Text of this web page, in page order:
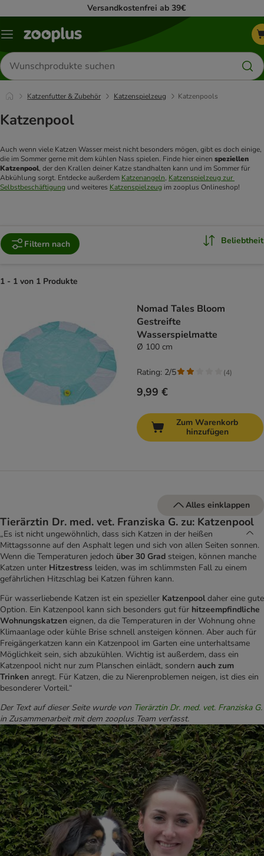
Versandkostenfrei ab 39€
Menü
Produkte
suchen
Katzenfutter & Zubehör Katzenspielzeug Katzenpools
Katzenpool
Auch wenn viele Katzen Wasser meist nicht besonders mögen, gibt es doch einige,
die im Sommer gerne mit dem kühlen Nass spielen. Finde hier einen speziellen
Katzenpool, der den Krallen deiner Katze standhalten kann und im Sommer für
Abkühlung sorgt. Entdecke außerdem Katzenangeln, Katzenspielzeug zur
Selbstbeschäftigung und weiteres Katzenspielzeug
Filtern nach Beliebtheit
1 - 1 von 1 Produkte
Nomad Tales Bloom
Gestreifte
Wasserspielmatte
Ø 100 cm
9,99 €
Rating: 2/5 (4)
Zum Warenkorb
hinzufügen
Alles einklappen
Tierärztin Dr. med. vet. Franziska G. zu: Katzenpool
„Es ist nicht ungewöhnlich, dass sich Katzen in der heißen
Mittagssonne auf den Asphalt legen und sich von allen Seiten sonnen.
Wenn die Temperaturen jedoch über 30 Grad steigen, können manche
Katzen unter Hitzestress leiden, was im schlimmsten Fall zu einem
gefährlichen Hitzschlag bei Katzen führen kann.
Für wasserliebende Katzen ist ein spezieller Katzenpooldaher eine gute
Option. Ein Katzenpool kann sich besonders gut für hitzeempfindliche
Wohnungskatzen eignen, da die Temperaturen in der Wohnung ohne
Klimaanlage oder kühle Brise schnell ansteigen können. Aber auch für
Freigängerkatzen kann ein Katzenpool im Garten eine unterhaltsame
Möglichkeit sein, sich abzukühlen. Wichtig ist außerdem, dass ein
Katzenpool nicht nur zum Planschen einlädt, sondern auch zum
Trinken anregt. Für Katzen, die zu Nierenproblemen neigen, ist dies ein
besonderer Vorteil.“
Der Text auf dieser Seite wurde von Tierärztin Dr. med. vet. Franziska G.
in Zusammenarbeit mit dem zooplus Team verfasst.